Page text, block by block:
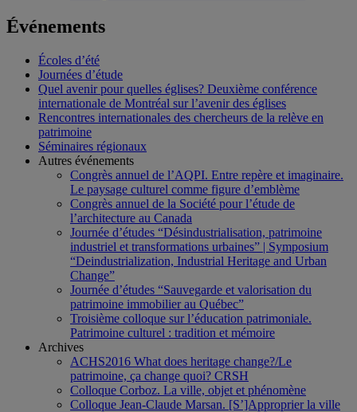
Événements
Écoles d’été
Journées d’étude
Quel avenir pour quelles églises? Deuxième conférence
internationale de Montréal sur l’avenir des églises
Rencontres internationales des chercheurs de la relève en
patrimoine
Séminaires régionaux
Autres événements
Congrès annuel de l’AQPI. Entre repère et imaginaire.
Le paysage culturel comme figure d’emblème
Congrès annuel de la Société pour l’étude de
l’architecture au Canada
Journée d’études “Désindustrialisation, patrimoine
industriel et transformations urbaines” | Symposium
“Deindustrialization, Industrial Heritage and Urban
Change”
Journée d’études “Sauvegarde et valorisation du
patrimoine immobilier au Québec”
Troisième colloque sur l’éducation patrimoniale.
Patrimoine culturel : tradition et mémoire
Archives
ACHS2016 What does heritage change?/Le
patrimoine, ça change quoi? CRSH
Colloque Corboz. La ville, objet et phénomène
Colloque Jean-Claude Marsan. [S’]Approprier la ville